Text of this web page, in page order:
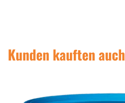
Kunden kauften auch